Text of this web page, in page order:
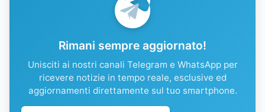
Rimani sempre aggiornato!
Unisciti ai nostri canali Telegram e WhatsApp per
ricevere notizie in tempo reale, esclusive ed
aggiornamenti direttamente sul tuo smartphone.